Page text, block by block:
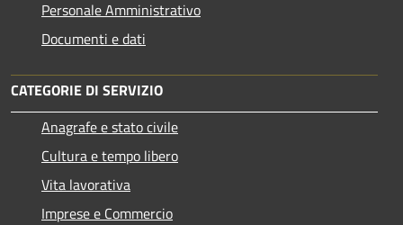
Personale Amministrativo
Documenti e dati
CATEGORIE DI SERVIZIO
Anagrafe e stato civile
Cultura e tempo libero
Vita lavorativa
Imprese e Commercio